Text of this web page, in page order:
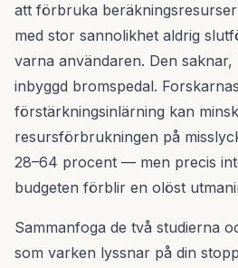
att förbruka
med stor sannolikhet aldrig
varna användaren. Den
inbyggd bromspedal.
förstärkningsinlärning kan
resursförbrukningen på
28–64 procent — men precis
budgeten förblir en olöst
Sammanfoga de två studierna
som varken lyssnar på din